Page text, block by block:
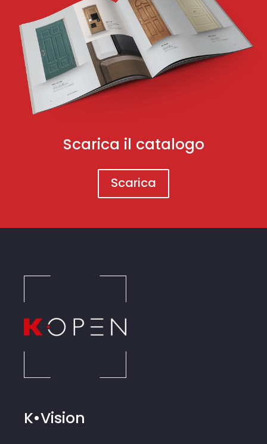
Scarica il catalogo
Scarica
K•Vision